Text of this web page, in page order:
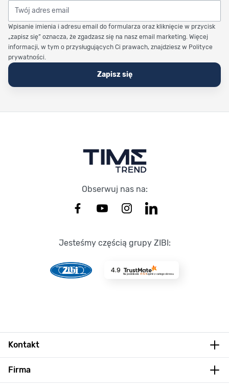
Twój adres email
Wpisanie imienia i adresu email do formularza oraz kliknięcie w przycisk
„zapisz się” oznacza, że zgadzasz się na nasz email marketing. Więcej
informacji, w tym o przysługujących Ci prawach, znajdziesz w Polityce
prywatności.
Zapisz się
Obserwuj nas na:
Jesteśmy częścią grupy ZIBI:
4.9
Na podstawie 8724opinii z całego okresu
Kontakt
Firma